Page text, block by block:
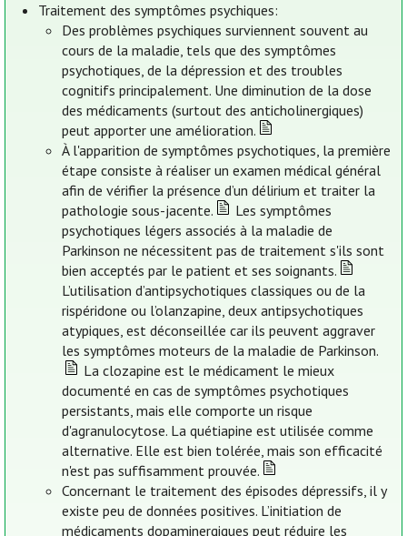
Traitement des symptômes psychiques:
Des problèmes psychiques surviennent souvent au
cours de la maladie, tels que des symptômes
psychotiques, de la dépression et des troubles
cognitifs principalement. Une diminution de la dose
des médicaments (surtout des anticholinergiques)
peut apporter une amélioration.
À l'apparition de symptômes psychotiques, la première
étape consiste à réaliser un examen médical général
afin de vérifier la présence d’un délirium et traiter la
pathologie sous-jacente.
Les symptômes
psychotiques légers associés à la maladie de
Parkinson ne nécessitent pas de traitement s'ils sont
bien acceptés par le patient et ses soignants.
L’utilisation d’antipsychotiques classiques ou de la
rispéridone ou l’olanzapine, deux antipsychotiques
atypiques, est déconseillée car ils peuvent aggraver
les symptômes moteurs de la maladie de Parkinson.
La clozapine est le médicament le mieux
documenté en cas de symptômes psychotiques
persistants, mais elle comporte un risque
d'agranulocytose. La quétiapine est utilisée comme
alternative. Elle est bien tolérée, mais son efficacité
n'est pas suffisamment prouvée.
Concernant le traitement des épisodes dépressifs, il y
existe peu de données positives. L’initiation de
médicaments dopaminergiques peut réduire les